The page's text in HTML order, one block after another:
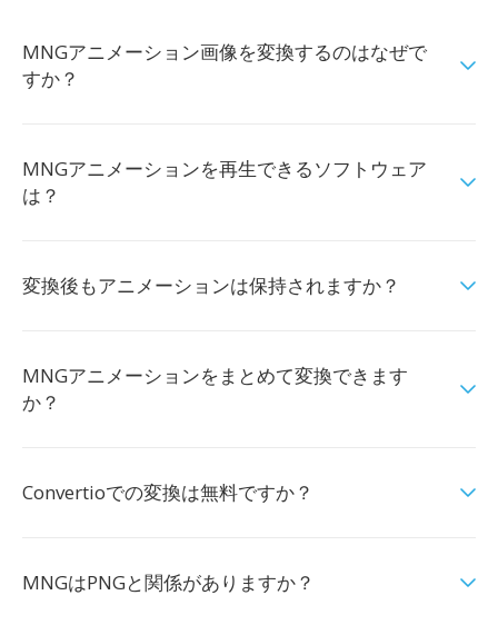
MNGアニメーション画像を変換するのはなぜで
すか？
MNGアニメーションを再生できるソフトウェア
は？
変換後もアニメーションは保持されますか？
MNGアニメーションをまとめて変換できます
か？
Convertioでの変換は無料ですか？
MNGはPNGと関係がありますか？